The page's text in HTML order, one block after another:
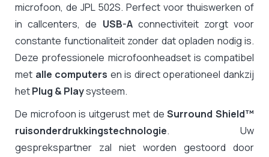
microfoon, de JPL 502S. Perfect voor thuiswerken of
in callcenters, de USB-Aconnectiviteit zorgt voor
constante functionaliteit zonder dat opladen nodig is.
Deze professionele microfoonheadset is compatibel
met alle computers en is direct operationeel dankzij
hetPlug & Playsysteem.
De microfoon is uitgerust met deSurround Shield™
ruisonderdrukkingstechnologie. Uw
gesprekspartner zal niet worden gestoord door